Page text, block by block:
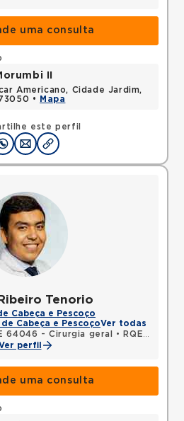
uma consulta
este perfil
II
Americano, Cidade Jardim,
•
Mapa
Tenorio
Cabeça e Pescoço
Cabeça e PescoçoVer todas
64046 - Cirurgia geral •
RQE 84088 - Cirurgia de cabeça e pescoço
perfil
uma consulta